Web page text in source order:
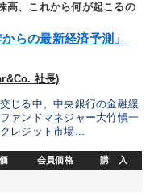
高、これから何が起こるの
らの最新経済予測」
社長)
じる中、中央銀行の金融緩
ァンドマネジャー大竹愼一
レジット市場...
会員価格 購 入